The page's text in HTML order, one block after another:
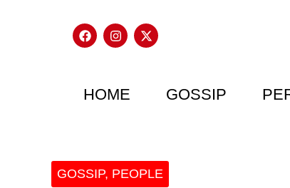
HOME GOSSIP
GOSSIP, PEOPLE